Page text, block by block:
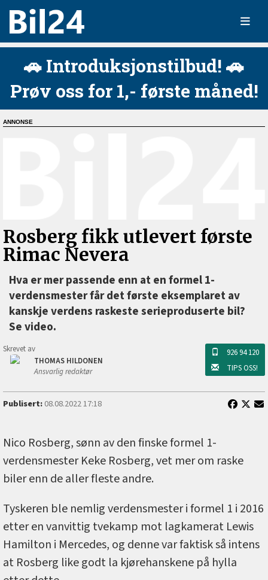
🚗 Introduksjonstilbud! 🚗
Prøv oss for 1,- første måned!
Rosberg fikk utlevert første
Rimac Nevera
Hva er mer passende enn at en formel 1-
verdensmester får det første eksemplaret av
kanskje verdens raskeste serieproduserte bil?
Se video.
Skrevet av
THOMAS HILDONEN
Ansvarlig redaktør
926 94 120
TIPS OSS!
Publisert:08.08.2022 17:18
Nico Rosberg, sønn av den finske formel 1-
verdensmester Keke Rosberg, vet mer om raske
biler enn de aller fleste andre.
Tyskeren ble nemlig verdensmester i formel 1 i 2016
etter en vanvittig tvekamp mot lagkamerat Lewis
Hamilton i Mercedes, og denne var faktisk så intens
at Rosberg like godt la kjørehanskene på hylla